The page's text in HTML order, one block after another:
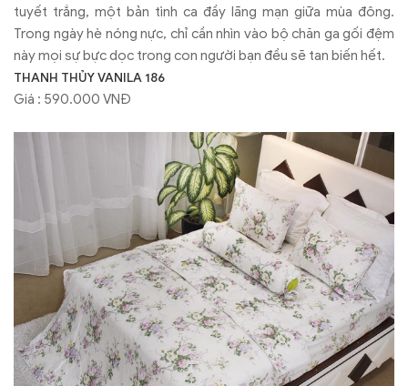
tuyết trắng, một bản tình ca đầy lãng mạn giữa mùa đông.
Trong ngày hè nóng nực, chỉ cần nhìn vào bộ chăn ga gối đệm
này mọi sự bực dọc trong con người bạn đều sẽ tan biến hết.
THANH THỦY VANILA 186
Giá : 590.000 VNĐ